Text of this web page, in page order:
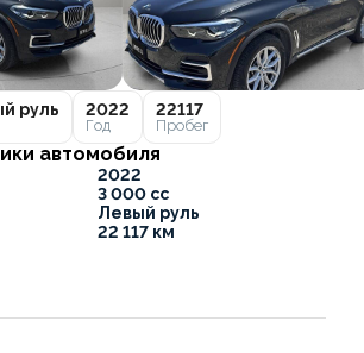
руль 2022
Год
22117
Пробег
автомобиля
2022
3 000 cc
Левый руль
22 117 км